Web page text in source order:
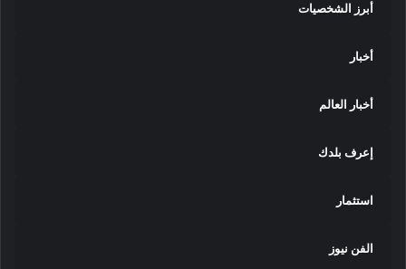
أبرز الشخصيات
أخبار
أخبار العالم
إعرف بلدك
استثمار
الفن نيوز